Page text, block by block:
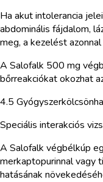
Ha akut intolerancia
abdominális fájdalom,
meg, a kezelést
A Salofalk 500 mg
bőrreakciókat okozhat
4.5
Speciális interakciós
A Salofalk végbélkúp
merkaptopurinnal vagy
hatásának